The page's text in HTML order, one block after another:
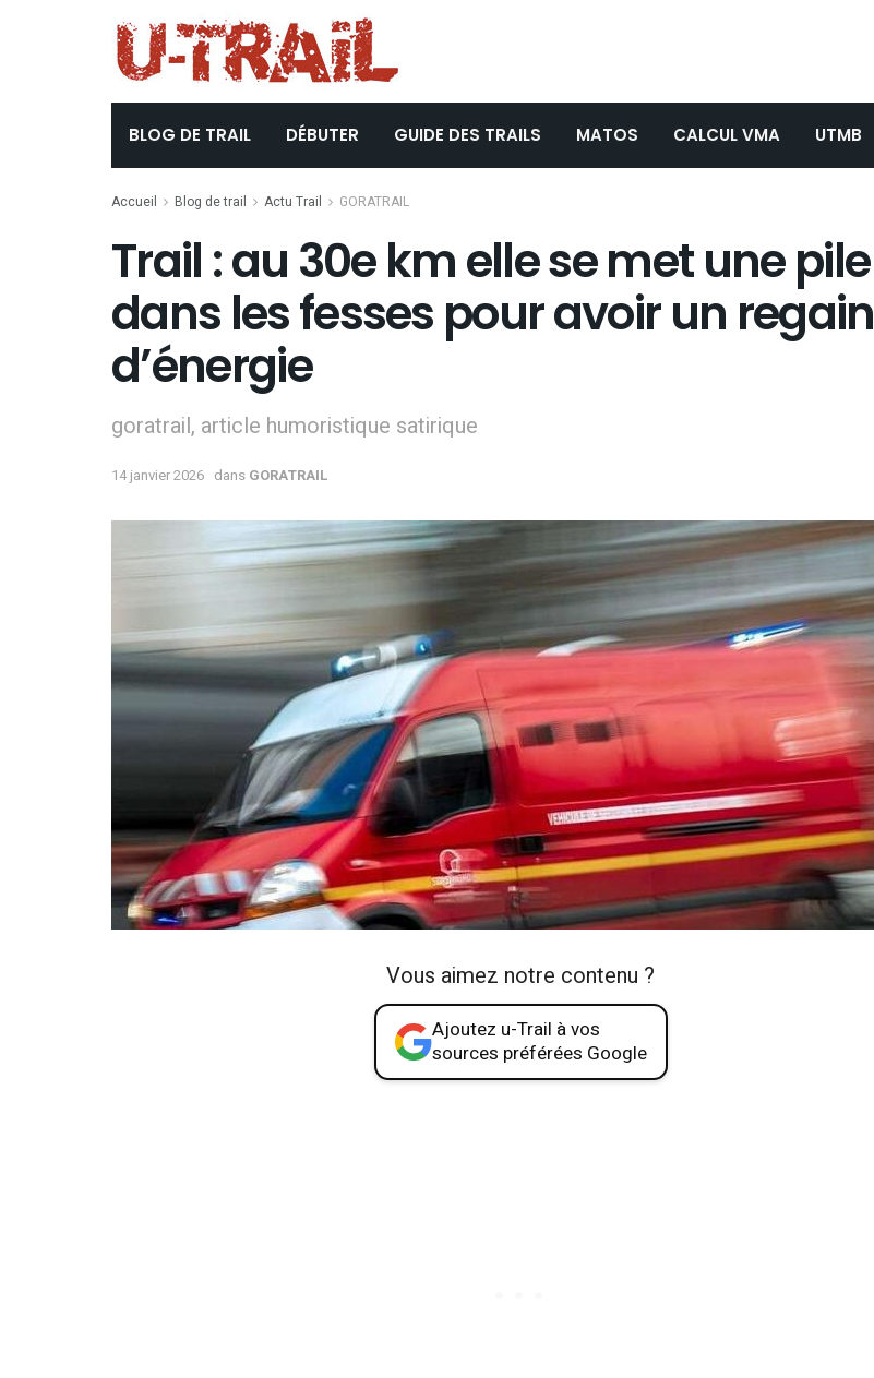
BLOG DE TRAIL DÉBUTER GUIDE DES TRAILS MATOS CALCUL VMA UTMB
Accueil Blog de trail Actu Trail GORATRAIL
Trail : au 30e km elle se met une pile
dans les fesses pour avoir un regain
d’énergie
goratrail, article humoristique satirique
14 janvier 2026 dans GORATRAIL
Vous aimez notre contenu ?
Ajoutez u-Trail à vos
sources préférées Google